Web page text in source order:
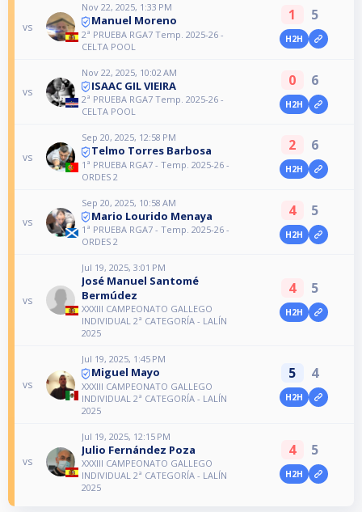
vs
Nov 22, 2025, 1:33 PM
Manuel Moreno
2ª PRUEBA RGA7 Temp. 2025-26 -
CELTA POOL
1 5
H2H
vs
Nov 22, 2025, 10:02 AM
ISAAC GIL VIEIRA
2ª PRUEBA RGA7 Temp. 2025-26 -
CELTA POOL
0 6
H2H
vs
Sep 20, 2025, 12:58 PM
Telmo Torres Barbosa
1ª PRUEBA RGA7 - Temp. 2025-26 -
ORDES 2
2 6
H2H
vs
Sep 20, 2025, 10:58 AM
Mario Lourido Menaya
1ª PRUEBA RGA7 - Temp. 2025-26 -
ORDES 2
4 5
H2H
vs
Jul 19, 2025, 3:01 PM
José Manuel Santomé
Bermúdez
XXXIII CAMPEONATO GALLEGO
INDIVIDUAL 2ª CATEGORÍA - LALÍN
2025
4 5
H2H
vs
Jul 19, 2025, 1:45 PM
Miguel Mayo
XXXIII CAMPEONATO GALLEGO
INDIVIDUAL 2ª CATEGORÍA - LALÍN
2025
5 4
H2H
vs
Jul 19, 2025, 12:15 PM
Julio Fernández Poza
XXXIII CAMPEONATO GALLEGO
INDIVIDUAL 2ª CATEGORÍA - LALÍN
2025
4 5
H2H